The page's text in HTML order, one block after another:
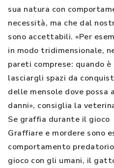
sua natura con
necessità, ma che dal
sono accettabili. «Per
in modo tridimensionale,
pareti comprese: quando
lasciargli spazi da
delle mensole dove possa
danni», consiglia la
Se graffia durante il gioco
Graffiare e mordere sono
comportamento
gioco con gli umani, il